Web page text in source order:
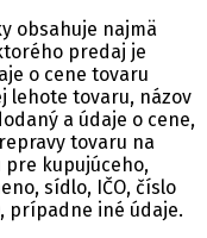
obsahuje najmä
predaj je
o cene tovaru
lehote tovaru, názov
a údaje o cene,
tovaru na
kupujúceho,
sídlo, IČO, číslo
prípadne iné údaje.